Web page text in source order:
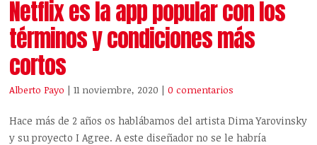
Netflix es la app popular con los
términos y condiciones más
cortos
Alberto Payo | 11 noviembre, 2020 |0 comentarios
Hace más de 2 años os hablábamos del artista Dima Yarovinsky
y su proyecto I Agree. A este diseñador no se le habría